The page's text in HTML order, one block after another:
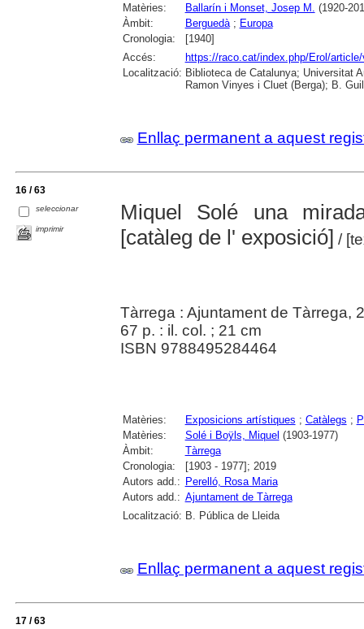
Matèries:
Ballarín i Monset, Josep M. (1920-
Àmbit:
Berguedà; Europa
Cronologia:
[1940]
Accés:
https://raco.cat/index.php/Erol/article/
Localització: Biblioteca de Catalunya; Universitat
Ramon Vinyes i Cluet (Berga); B.
Enllaç permanent a aquest
16 / 63
seleccionar
imprimir
Miquel Solé una
[catàleg de l' exposició] /
Tàrrega : Ajuntament de Tàrrega,
67 p. : il. col. ; 21 cm
ISBN 9788495284464
Matèries: Exposicions artístiques ; Catàlegs ;
Matèries:
Solé i Boÿls, Miquel (1903-1977)
Àmbit:
Tàrrega
Cronologia:
[1903 - 1977]; 2019
Autors add.: Perelló, Rosa Maria
Autors add.: Ajuntament de Tàrrega
Localització: B. Pública de Lleida
Enllaç permanent a aquest
17 / 63